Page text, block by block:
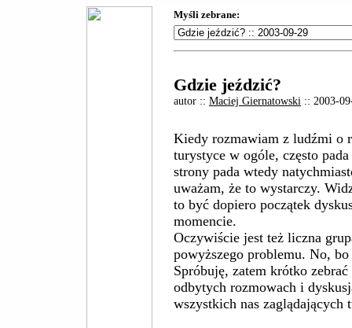
Myśli zebrane:
Gdzie jeździć?
autor :: Maciej Giernatowski :: 2003-
Kiedy rozmawiam z ludźmi o
turystyce w ogóle, często
strony pada wtedy
uważam, że to wystarczy.
to być dopiero początek
momencie.
Oczywiście jest też liczna
powyższego problemu. No,
Spróbuję, zatem krótko
odbytych rozmowach i
wszystkich nas zaglądających